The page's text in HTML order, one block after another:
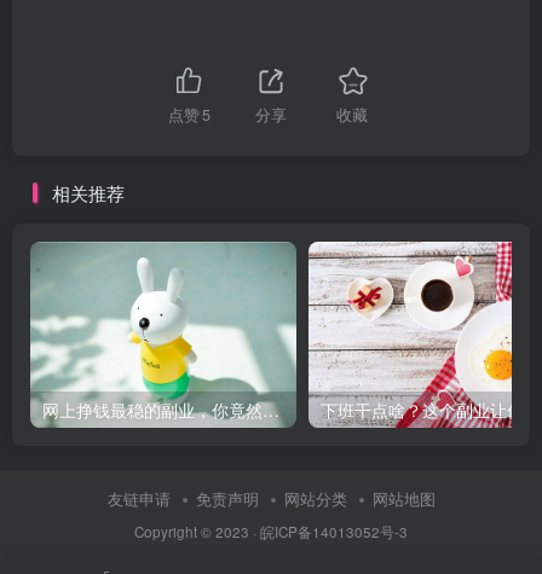
点赞5 分享 收藏
相关推荐
网上挣钱最稳的副业，你竟然还不知道！
友链申请 免责声明 网站分类 网站地图
Copyright © 2023 · 皖ICP备14013052号-3